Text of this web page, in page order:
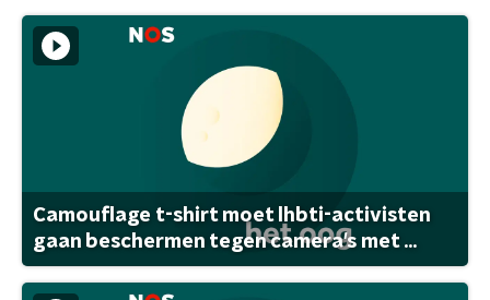
Camouflage t-shirt moet lhbti-activisten
gaan beschermen tegen camera's met ...